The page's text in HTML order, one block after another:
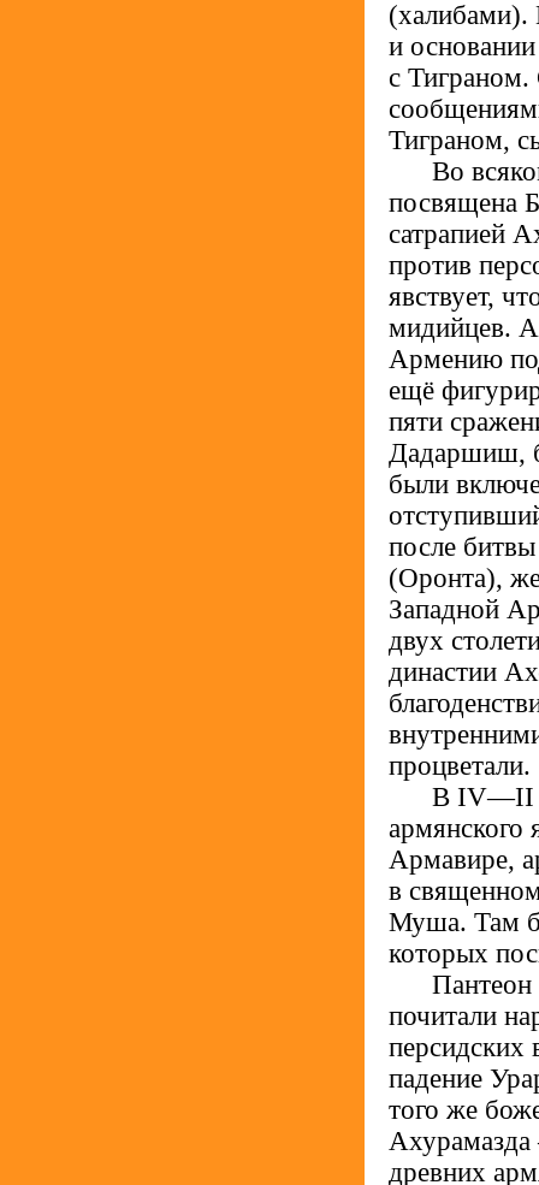
(халибами).
и основании
с Тиграном.
Тиграном,
Во
посвящена
сатрапией
против
явствует,
мидийцев.
Армению
ещё
пяти
Дадаршиш,
были
после
(Оронта),
Западной
двух
династии
процветали.
В IV—II
армянского
Армавире,
в
Муша. Там
которых
Пантеон
почитали
персидских
падение
того же
Ахурамазда
древних